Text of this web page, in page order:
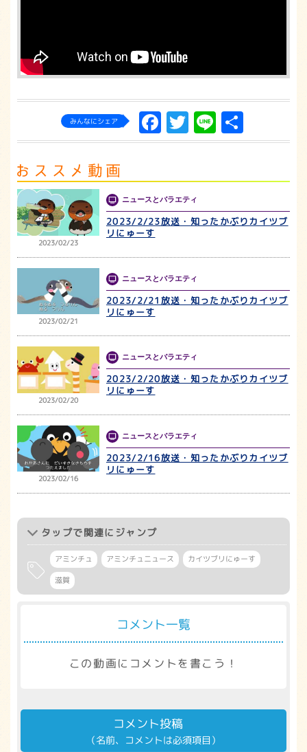
みんなにシェア Facebook
Twitter
Line
有
2023/02/23
ニュースとバラエティ
2023/2/23放送・知ったかぶりカイツブ
リにゅーす
2023/02/21
ニュースとバラエティ
2023/2/21放送・知ったかぶりカイツブ
リにゅーす
2023/02/20
ニュースとバラエティ
2023/2/20放送・知ったかぶりカイツブ
リにゅーす
2023/02/16
ニュースとバラエティ
2023/2/16放送・知ったかぶりカイツブ
リにゅーす
タップで関連にジャンプ
アミンチュ アミンチュニュース
カイツブリにゅーす
滋賀
コメント一覧
この動画にコメントを書こう！
コメント投稿
（名前、コメントは必須項目）